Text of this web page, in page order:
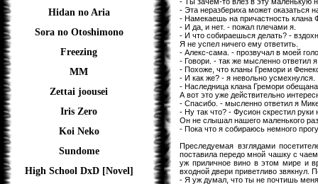
Hidan no Aria
Sora no Otoshimono
Freezing
ММ
Zettai joousei
Iris Zero
Koi Neko
Sundome
High School DxD [Novel]
- Эта неразбериха может оказаться
- Намекаешь на причастность клана
- И да, и нет. - пожал плечами я.
- И что собираешься делать? -
Я не успел ничего ему ответить.
- Алекс-сама. - прозвучал в моей
- Говори. - так же мысленно ответил
- Похоже, что кланы Гремори и
- И как же? - я невольно усмехнулся.
- Наследница клана Гремори
А вот это уже действительно
- Спасибо. - мысленно ответил я
- Ну так что? - Фусион скрестил руки
Он не слышал нашего маленького
- Пока что я собираюсь немного
Преследуемая взглядами
поставила передо мной чашку с
уж приличное вино в этом мире и
входной двери приветливо звякнул.
- Я уж думал, что ты не почтишь